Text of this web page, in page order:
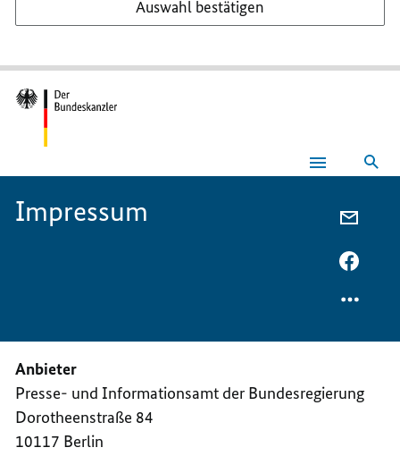
Auswahl bestätigen
Impressum
Impressum
Anbieter
Presse- und Informationsamt der Bundesregierung
Dorotheenstraße 84
10117 Berlin